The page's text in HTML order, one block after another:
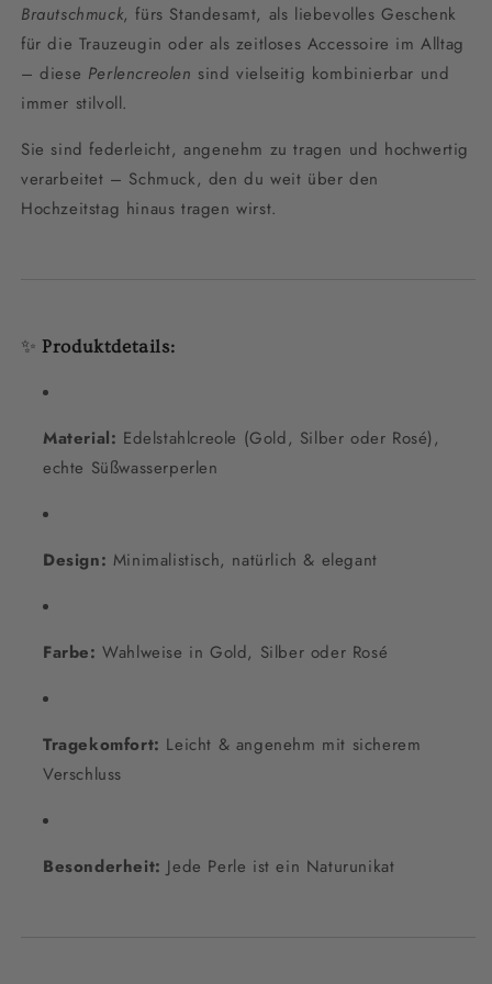
Brautschmuck, fürs Standesamt, als liebevolles Geschenk
für die Trauzeugin oder als zeitloses Accessoire im Alltag
– diese Perlencreolen sind vielseitig kombinierbar und
immer stilvoll.
Sie sind federleicht, angenehm zu tragen und hochwertig
verarbeitet – Schmuck, den du weit über den
Hochzeitstag hinaus tragen wirst.
✨Produktdetails:
Material: Edelstahlcreole (Gold, Silber oder Rosé),
echte Süßwasserperlen
Design: Minimalistisch, natürlich & elegant
Farbe: Wahlweise in Gold, Silber oder Rosé
Tragekomfort: Leicht & angenehm mit sicherem
Verschluss
Besonderheit: Jede Perle ist ein Naturunikat